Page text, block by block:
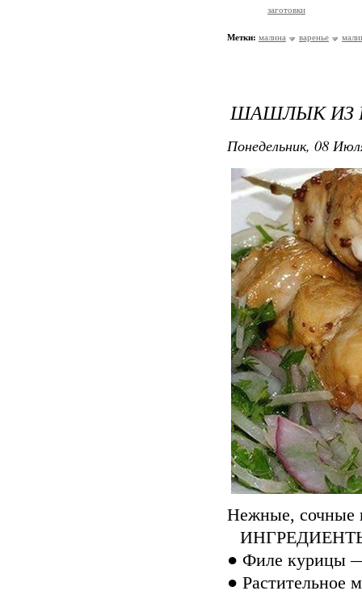
заготовки
Метки: малина варенье
ШАШЛЫК ИЗ
Понедельник, 08
Нежные, сочные
● Филе курицы
● Растительное